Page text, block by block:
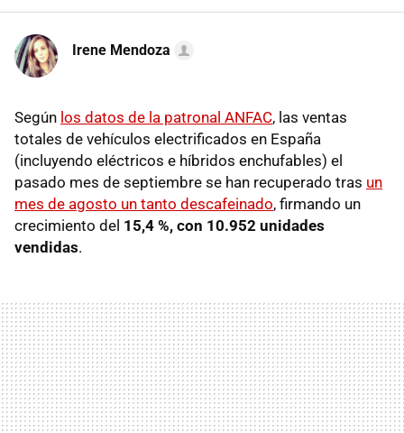
Irene Mendoza
Según los datos de la patronal ANFAC, las ventas
totales de vehículos electrificados en España
(incluyendo eléctricos e híbridos enchufables) el
pasado mes de septiembre se han recuperado tras un
mes de agosto un tanto descafeinado, firmando un
crecimiento del 15,4 %, con 10.952 unidades
vendidas.